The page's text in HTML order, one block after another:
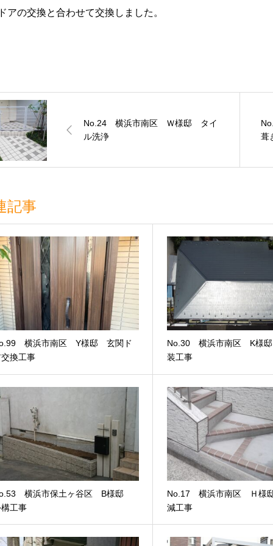
アの交換と合わせて交換しました。
No.24 横浜市南区 Ｗ様邸 タイ
ル洗浄
葺
記事
横浜市南区 Y様邸 玄関ド
換工事
No.30 横浜市南区 K様
装工事
横浜市保土ヶ谷区 B様邸
工事
No.17 横浜市南区 Ｈ様
減工事